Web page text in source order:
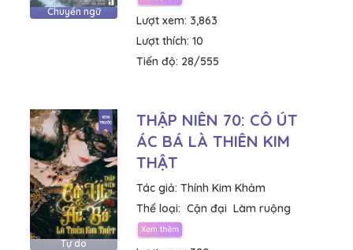
Chuyển ngữ
Lượt xem: 3,863
Lượt thích: 10
Tiến độ: 28/555
Tự do
THẬP NIÊN 70: CÔ ÚT
ÁC BÁ LÀ THIÊN KIM
THẬT
Tác giả: Thính Kim Khảm
Thể loại: Cận đại Làm ruộng